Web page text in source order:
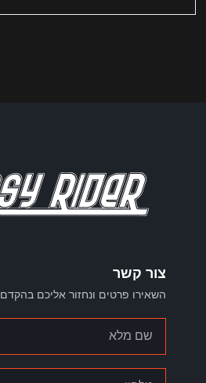
צור קשר
השאירו פרטים ונחזור אליכם בהקדם